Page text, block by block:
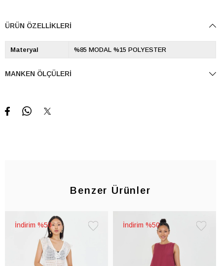
ÜRÜN ÖZELLIKLERI
Materyal %85 MODAL %15 POLYESTER
MANKEN ÖLÇÜLERI
Benzer Ürünler
%50 %50